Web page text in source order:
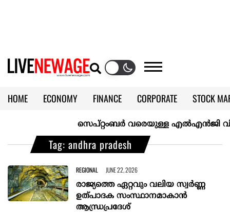
HOME ECONOMY FINANCE CORPORATE
STOCK
KERALA @70
സെപ്റ്റംബർ വരെയുള്ള എൽഎൻജി
Tag: andhra pradesh
REGIONAL JUNE 22, 2026
രാജ്യത്തെ ഏറ്റവും വലിയ സ്വർണ്ണ
ഉത്പാദക സംസ്ഥാനമാകാൻ
ആന്ധ്രപ്രദേശ്